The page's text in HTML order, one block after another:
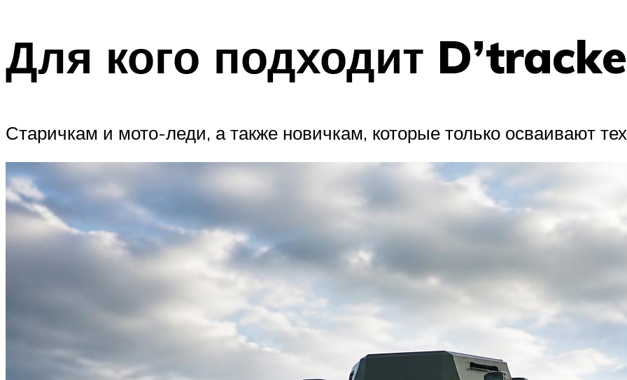
Для кого подходит
Старичкам и мото-леди, а также новичкам, которые только осваивают